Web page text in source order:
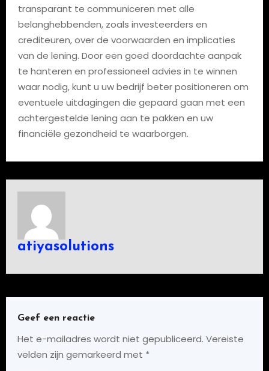
transparant te communiceren met alle
belanghebbenden, zoals investeerders en
crediteuren, over de voorwaarden en implicaties
van de lening. Door een goed doordachte aanpak
te hanteren en professioneel advies in te winnen
waar nodig, kunt u uw bedrijf beter positioneren om
eventuele uitdagingen die gepaard gaan met een
achtergestelde lening aan te pakken en uw
financiële gezondheid te waarborgen.
atiyasolutions
Geef een reactie
Het e-mailadres wordt niet gepubliceerd. Vereiste
velden zijn gemarkeerd met *